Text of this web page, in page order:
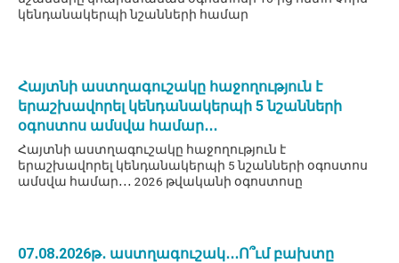
կենդանակերպի նշանների համար
Հայտնի աստղագուշակը հաջողություն է
երաշխավորել կենդանակերպի 5 նշանների
օգոստոս ամսվա համար․․․
Հայտնի աստղագուշակը հաջողություն է
երաշխավորել կենդանակերպի 5 նշանների օգոստոս
ամսվա համար․․․ 2026 թվականի օգոստոսը
07․08․2026թ․ աստղագուշակ․․․Ո՞ւմ բախտը